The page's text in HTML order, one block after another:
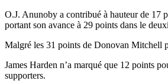
O.J. Anunoby a contribué à hauteur de 17
portant son avance à 29 points dans le
Malgré les 31 points de Donovan Mitchell
James Harden n’a marqué que 12 points
supporters.